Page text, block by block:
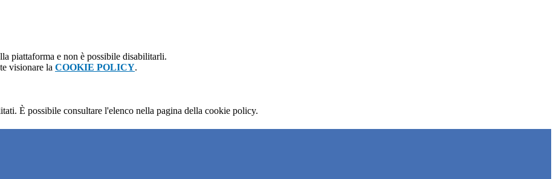
piattaforma e non è possibile disabilitarli.
visionare la COOKIE POLICY.
È possibile consultare l'elenco nella pagina della cookie policy.